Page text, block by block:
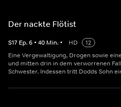
Der nackte Flötist
S17 Ep.6 • 40 Min. • HD
12
Eine Vergewaltigung, Drogen sowie
und mitten drin in dem verworrenen
Schwester. Indessen tritt Dodds Sohn